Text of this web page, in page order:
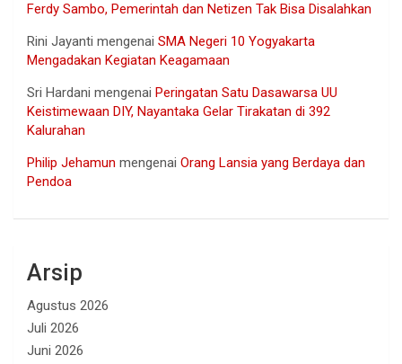
Ferdy Sambo, Pemerintah dan Netizen Tak Bisa Disalahkan
Rini Jayanti mengenai SMA Negeri 10 Yogyakarta
Mengadakan Kegiatan Keagamaan
Sri Hardani mengenai Peringatan Satu Dasawarsa UU
Keistimewaan DIY, Nayantaka Gelar Tirakatan di 392
Kalurahan
Philip Jehamun mengenai Orang Lansia yang Berdaya dan
Pendoa
Arsip
Agustus 2026
Juli 2026
Juni 2026